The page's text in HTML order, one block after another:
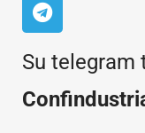
Su telegram